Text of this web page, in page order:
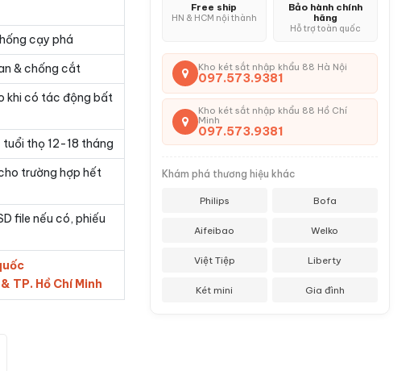
cạy phá
& chống cắt
khi có tác động bất
tuổi thọ 12-18 tháng
trường hợp hết
file nếu có, phiếu
TP. Hồ Chí Minh
Free ship
HN & HCM nội thành
Bảo hành chính
hãng
Hỗ trợ toàn quốc
Kho két sắt nhập khẩu 88 Hà Nội
097.573.9381
Kho két sắt nhập khẩu 88 Hồ Chí
Minh
097.573.9381
Khám phá thương hiệu khác
Philips Bofa
Aifeibao Welko
Việt Tiệp Liberty
Két mini Gia đình